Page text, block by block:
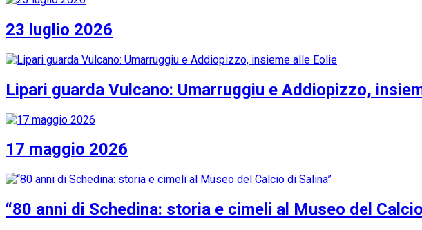
23 luglio 2026
Lipari guarda Vulcano: Umarruggiu e Addiopizzo,
17 maggio 2026
“80 anni di Schedina: storia e cimeli al Museo del